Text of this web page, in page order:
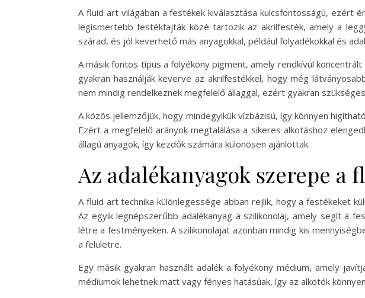
A fluid art világában a festékek kiválasztása kulcsfontosságú, ezért
legismertebb festékfajták közé tartozik az akrilfesték, amely a
szárad, és jól keverhető más anyagokkal, például folyadékokkal és
A másik fontos típus a folyékony pigment, amely rendkívül
gyakran használják keverve az akrilfestékkel, hogy még
nem mindig rendelkeznek megfelelő állaggal, ezért gyakran
A közös jellemzőjük, hogy mindegyikük vízbázisú, így könnyen
Ezért a megfelelő arányok megtalálása a sikeres alkotáshoz
állagú anyagok, így kezdők számára különösen ajánlottak.
Az adalékanyagok szerepe a
A fluid art technika különlegessége abban rejlik, hogy a festékeket
Az egyik legnépszerűbb adalékanyag a szilikonolaj, amely segít a
létre a festményeken. A szilikonolajat azonban mindig kis
a felületre.
Egy másik gyakran használt adalék a folyékony médium, amely
médiumok lehetnek matt vagy fényes hatásúak, így az alkotók